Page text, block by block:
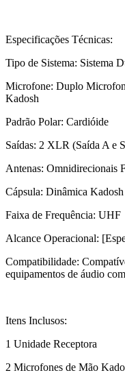
Especificações Técnicas:
Tipo de Sistema: Sistema
Microfone: Duplo
Kadosh
Padrão Polar: Cardióide
Saídas: 2 XLR (Saída A e
Antenas: Omnidirecionais
Cápsula: Dinâmica Kadosh
Faixa de Frequência: UHF
Alcance Operacional:
Compatibilidade:
equipamentos de áudio
Itens Inclusos:
1 Unidade Receptora
2 Microfones de Mão